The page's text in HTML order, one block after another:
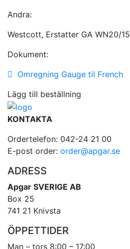
Andra:
Westcott, Erstatter GA WN20/15
Dokument:
Omregning Gauge til French
Lägg till beställning
KONTAKTA
Ordertelefon: 042-24 21 00
E-post order: order@apgar.se
ADRESS
Apgar SVERIGE AB
Box 25
741 21 Knivsta
ÖPPETTIDER
Man – tors 8:00 – 17:00